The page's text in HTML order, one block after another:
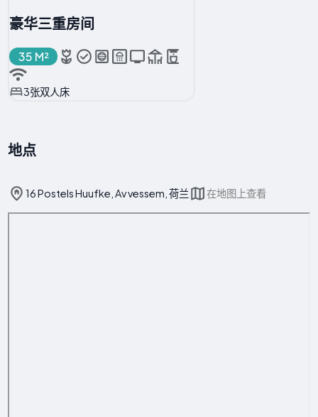
豪华三重房间
35 M²
3张双人床
地点
16 Postels Huufke, Av vessem, 荷兰 在地图上查看